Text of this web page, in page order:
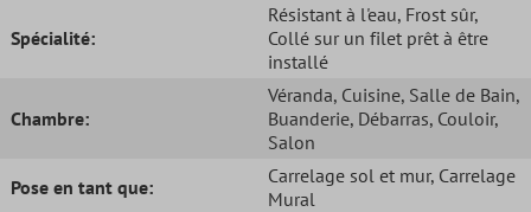
Spécialité:
Résistant à l'eau, Frost sûr,
Collé sur un filet prêt à être
installé
Chambre:
Véranda, Cuisine, Salle de Bain,
Buanderie, Débarras, Couloir,
Salon
Pose en tant que:
Carrelage sol et mur, Carrelage
Mural